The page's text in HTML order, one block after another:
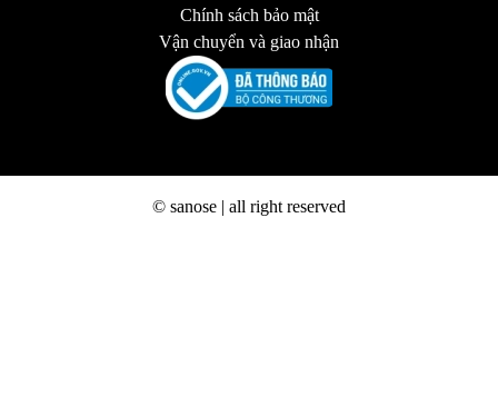
Chính sách bảo mật
Vận chuyển và giao nhận
© sanose | all right reserved